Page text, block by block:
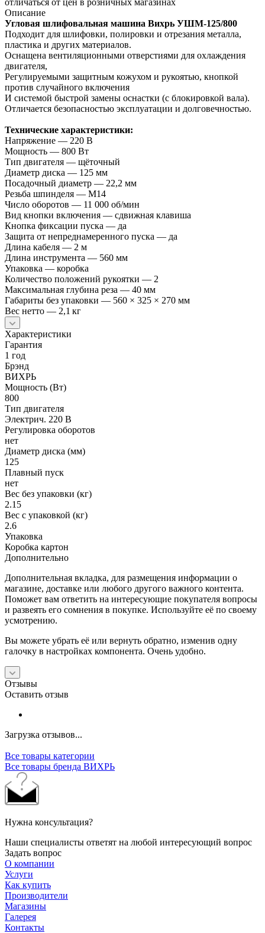
Описание
Угловая шлифовальная машина Вихрь УШМ‑125/800
Подходит для шлифовки, полировки и отрезания металла,
пластика и других материалов.
Оснащена вентиляционными отверстиями для охлаждения
двигателя,
Регулируемыми защитным кожухом и рукоятью, кнопкой
против случайного включения
И системой быстрой замены оснастки (с блокировкой вала).
Отличается безопасностью эксплуатации и долговечностью.
Технические характеристики:
Напряжение — 220 В
Мощность — 800 Вт
Тип двигателя — щёточный
Диаметр диска — 125 мм
Посадочный диаметр — 22,2 мм
Резьба шпинделя — М14
Число оборотов — 11 000 об/мин
Вид кнопки включения — сдвижная клавиша
Кнопка фиксации пуска — да
Защита от непреднамеренного пуска — да
Длина кабеля — 2 м
Длина инструмента — 560 мм
Упаковка — коробка
Количество положений рукоятки — 2
Максимальная глубина реза — 40 мм
Габариты без упаковки — 560 × 325 × 270 мм
Вес нетто — 2,1 кг
Характеристики
Гарантия
1 год
Брэнд
ВИХРЬ
Мощность (Вт)
800
Тип двигателя
Электрич. 220 В
Регулировка оборотов
нет
Диаметр диска (мм)
125
Плавный пуск
нет
Вес без упаковки (кг)
2.15
Вес с упаковкой (кг)
2.6
Упаковка
Коробка картон
Дополнительно
Дополнительная вкладка, для размещения информации о
магазине, доставке или любого другого важного контента.
Поможет вам ответить на интересующие покупателя вопросы
и развеять его сомнения в покупке. Используйте её по своему
усмотрению.
Вы можете убрать её или вернуть обратно, изменив одну
галочку в настройках компонента. Очень удобно.
Отзывы
Оставить отзыв
Загрузка отзывов...
Все товары категории
Все товары бренда ВИХРЬ
Нужна консультация?
Наши специалисты ответят на любой интересующий вопрос
Задать вопрос
О компании
Услуги
Как купить
Производители
Магазины
Галерея
Контакты